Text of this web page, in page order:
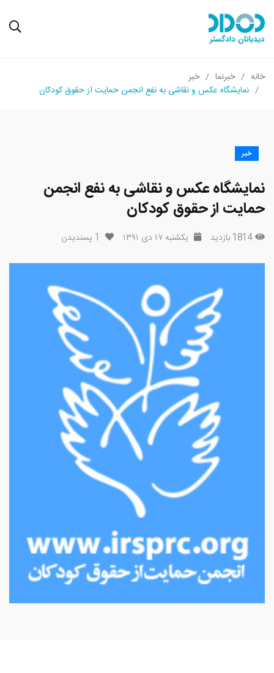
خانه خبرنما
خبر
نمایشگاه عکس و نقاشی به نفع انجمن حمایت از حقوق کودکان
خبر
نمایشگاه عکس و نقاشی به نفع انجمن
حمایت از حقوق کودکان
1814 بازدید یکشنبه ۱۷ دی ۱۳۹۱ 1 پسندیدن